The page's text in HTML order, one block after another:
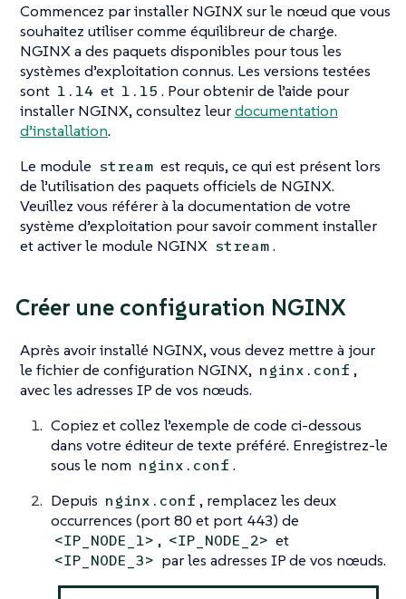
Commencez par installer NGINX sur le nœud que vous
souhaitez utiliser comme équilibreur de charge.
NGINX a des paquets disponibles pour tous les
systèmes d’exploitation connus. Les versions testées
sont 1.14 et 1.15 . Pour obtenir de l’aide pour
installer NGINX, consultez leurdocumentation
d’installation.
Le module stream est requis, ce qui est présent lors
de l’utilisation des paquets officiels de NGINX.
Veuillez vous référer à la documentation de votre
système d’exploitation pour savoir comment installer
et activer le module NGINX stream.
Créer une configuration NGINX
Après avoir installé NGINX, vous devez mettre à jour
le fichier de configuration NGINX, nginx.conf ,
avec les adresses IP de vos nœuds.
Copiez et collez l’exemple de code ci-dessous
dans votre éditeur de texte préféré. Enregistrez-le
sous le nom nginx.conf .
Depuis nginx.conf , remplacez les deux
occurrences (port 80 et port 443) de
<IP_NODE_1> , <IP_NODE_2> et
<IP_NODE_3> par les adresses IP de vos nœuds.